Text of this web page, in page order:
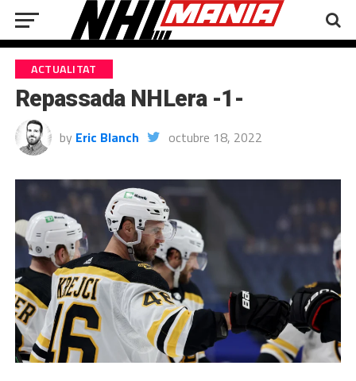
ACTUALITAT
Repassada NHLera -1-
by Eric Blanch octubre 18, 2022